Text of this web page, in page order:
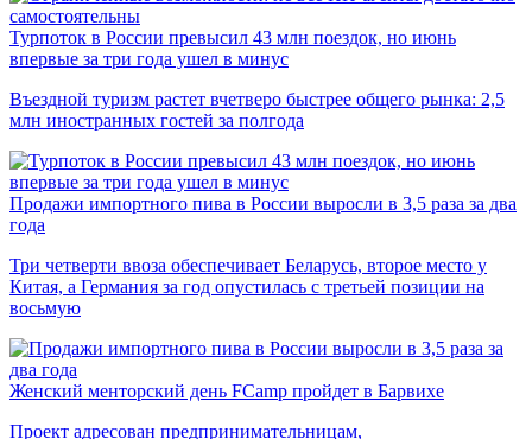
Турпоток в России превысил 43 млн поездок, но июнь
впервые за три года ушел в минус
Въездной туризм растет вчетверо быстрее общего рынка: 2,5
млн иностранных гостей за полгода
Продажи импортного пива в России выросли в 3,5 раза за два
года
Три четверти ввоза обеспечивает Беларусь, второе место у
Китая, а Германия за год опустилась с третьей позиции на
восьмую
Женский менторский день FCamp пройдет в Барвихе
Проект адресован предпринимательницам,